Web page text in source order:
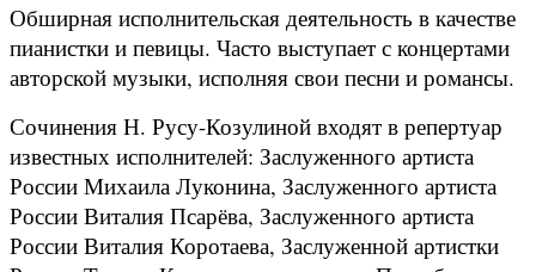
Обширная исполнительская деятельность в качестве
пианистки и певицы. Часто выступает с концертами
авторской музыки, исполняя свои песни и романсы.
Сочинения Н. Русу-Козулиной входят в репертуар
известных исполнителей: Заслуженного артиста
России Михаила Луконина, Заслуженного артиста
России Виталия Псарёва, Заслуженного артиста
России Виталия Коротаева, Заслуженной артистки